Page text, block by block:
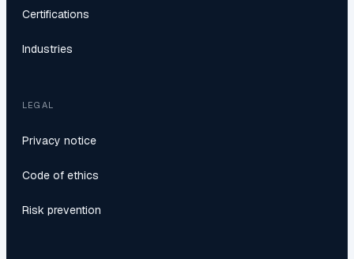
Certifications
Industries
LEGAL
Privacy notice
Code of ethics
Risk prevention